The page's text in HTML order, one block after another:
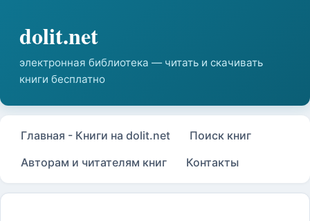
Главная - Книги на dolit.net
Поиск книг
Авторам и читателям книг
Контакты